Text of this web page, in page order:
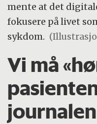
mente at det
fokusere på livet
sykdom.
Vi må
journalen